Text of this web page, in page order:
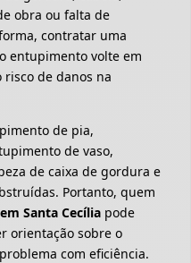
obra ou falta de
contratar uma
entupimento volte em
de danos na
de pia,
de vaso,
de caixa de gordura e
Portanto, quem
Santa Cecília pode
orientação sobre o
com eficiência.